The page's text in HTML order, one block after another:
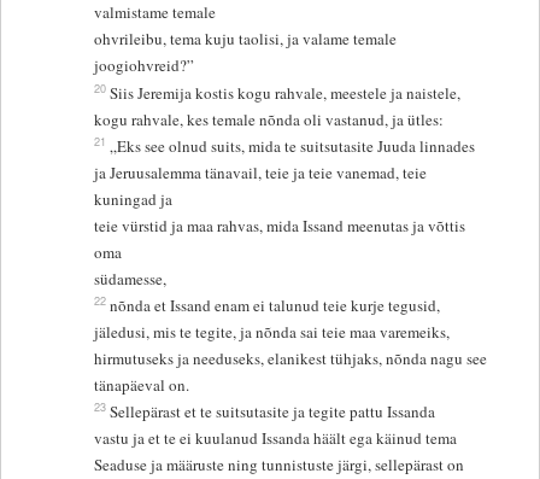
valmistame temale
ohvrileibu, tema kuju taolisi, ja valame temale
joogiohvreid?”
20 Siis Jeremija kostis kogu rahvale, meestele ja naistele,
kogu rahvale, kes temale nõnda oli vastanud, ja ütles:
21 „Eks see olnud suits, mida te suitsutasite Juuda linnades
ja Jeruusalemma tänavail, teie ja teie vanemad, teie
kuningad ja
teie vürstid ja maa rahvas, mida Issand meenutas ja võttis
oma
südamesse,
22 nõnda et Issand enam ei talunud teie kurje tegusid,
jäledusi, mis te tegite, ja nõnda sai teie maa varemeiks,
hirmutuseks ja needuseks, elanikest tühjaks, nõnda nagu see
tänapäeval on.
23 Sellepärast et te suitsutasite ja tegite pattu Issanda
vastu ja et te ei kuulanud Issanda häält ega käinud tema
Seaduse ja määruste ning tunnistuste järgi, sellepärast on